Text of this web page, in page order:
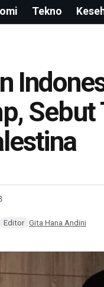
Tekno
Editor Gita Hana Andini